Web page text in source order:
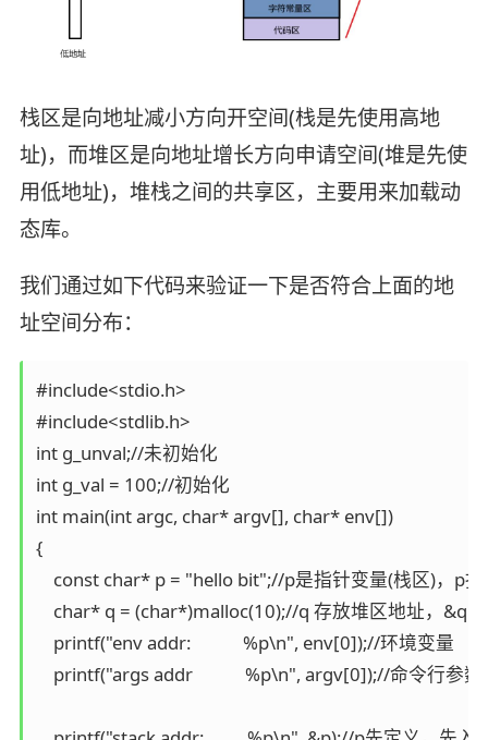
栈区是向地址减小方向开空间(栈是先使用高地
址)，而堆区是向地址增长方向申请空间(堆是先使
用低地址)，堆栈之间的共享区，主要用来加载动
态库。
我们通过如下代码来验证一下是否符合上面的地
址空间分布：
#include<stdio.h>
#include<stdlib.h>
int g_unval;//未初始化
int g_val = 100;//初始化
int main(int argc, char* argv[], char* env[])
{
const char* p = "hello bit";//p是指针变量(栈区)，
char* q = (char*)malloc(10);//q 存放堆区地址，&q
    printf("env addr:            %p\n", env[0]);//环境变量
    printf("args addr            %p\n", argv[0]);//命令行参数